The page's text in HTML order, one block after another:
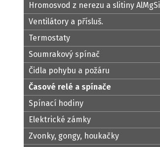
Hromosvod z nerezu a slitiny AlMgSi
Ventilátory a přísluš.
Termostaty
Soumrakový spínač
Čidla pohybu a požáru
Časové relé a spínače
Spínací hodiny
Elektrické zámky
Zvonky, gongy, houkačky